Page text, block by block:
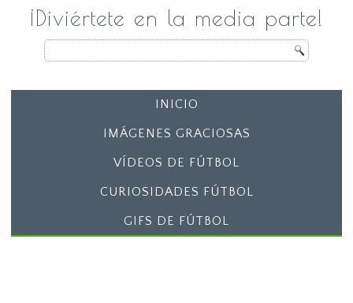
¡Diviértete en la media parte!
INICIO
IMÁGENES GRACIOSAS
VÍDEOS DE FÚTBOL
CURIOSIDADES FÚTBOL
GIFS DE FÚTBOL